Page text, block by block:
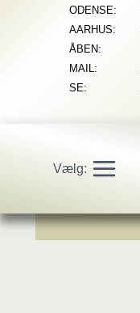
ODENSE:
AARHUS:
ÅBEN:
MAIL:
SE:
Vælg: